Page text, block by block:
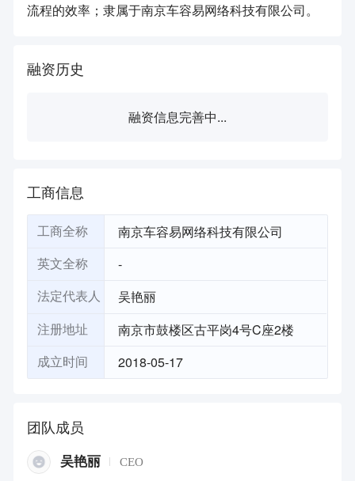
流程的效率；隶属于南京车容易网络科技有限公司。
融资历史
融资信息完善中...
工商信息
工商全称 南京车容易网络科技有限公司
英文全称 -
法定代表人 吴艳丽
注册地址 南京市鼓楼区古平岗4号C座2楼
成立时间 2018-05-17
团队成员
吴艳丽 CEO